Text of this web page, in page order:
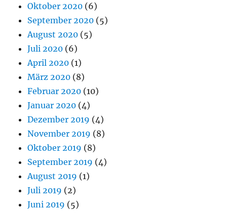
Oktober 2020 (6)
September 2020 (5)
August 2020 (5)
Juli 2020 (6)
April 2020 (1)
März 2020 (8)
Februar 2020 (10)
Januar 2020 (4)
Dezember 2019 (4)
November 2019 (8)
Oktober 2019 (8)
September 2019 (4)
August 2019 (1)
Juli 2019 (2)
Juni 2019 (5)